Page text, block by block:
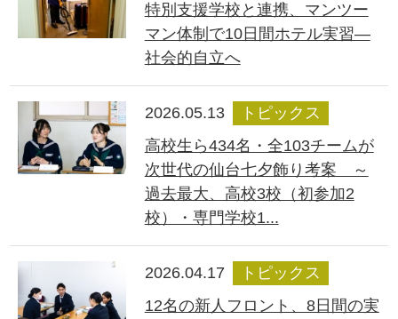
特別支援学校と連携、マンツー
マン体制で10日間ホテル実習―
社会的自立へ
2026.05.13
トピックス
高校生ら434名・全103チームが
次世代の仙台七夕飾り考案 ～
過去最大、高校3校（初参加2
校）・専門学校1...
2026.04.17
トピックス
12名の新人フロント、8日間の実